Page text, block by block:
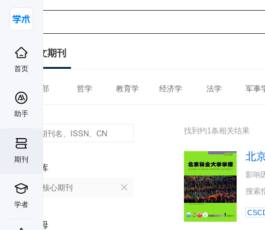
首页
助手
期刊
学者
中文期刊
全部 哲学 教育学 经济学 法学 军事
数据库
北大核心期刊
首字母
找到约1条相关结果
北
影响
搜索